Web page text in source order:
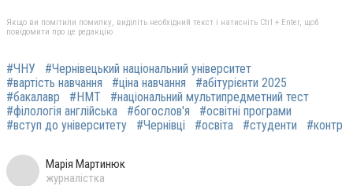
Якщо ви помітили помилку, виділіть необхідний текст і натисніть Ctrl + Enter, щоб
повідомити про це редакцію
#ЧНУ
#Чернівецький національний університет
#вартість навчання
#ціна навчання
#абітурієнти 2025
#бакалавр
#НМТ
#національний мультипредметний тест
#філологія англійська
#богослов'я
#освітні програми
#вступ до університету
#Чернівці #освіта #студенти #контр
Марія Мартинюк
журналістка